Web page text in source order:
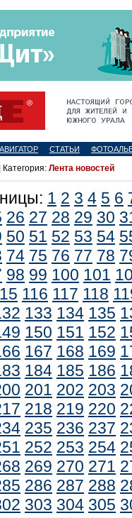
СТАТЬИ
| Категория: Лента новостей
1 2 3 4 5 6
26 27 28 29 30
50 51 52 53 54
74 75 76 77 78
98 99 100 101
116 117 118
133 134 135
150 151 152
167 168 169
184 185 186
201 202 203
218 219 220
235 236 237
252 253 254
269 270 271
286 287 288
303 304 305